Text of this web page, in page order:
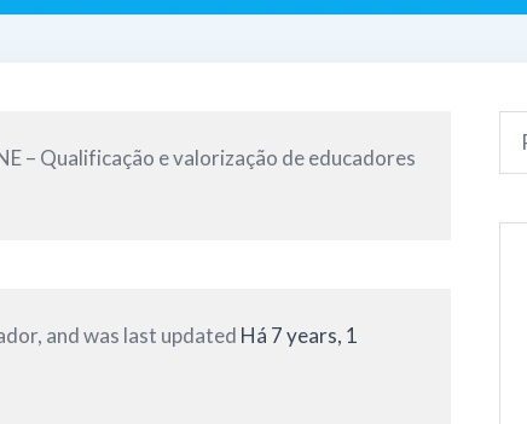
– Qualificação e valorização de educadores
and was last updated Há 7 years, 1